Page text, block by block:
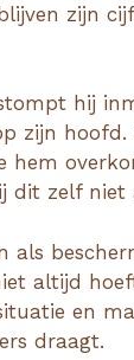
zijn
hij
zijn
zelf
als
altijd
en
draagt.